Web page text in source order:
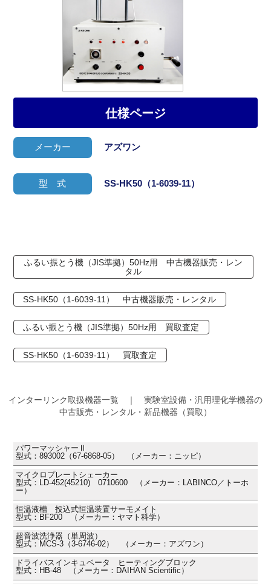
メーカー アズワン
仕様ページ
型 式 SS-HK50（1-6039-11）
ふるい振とう機（JIS準拠）50Hz用 中古機器販売・レン
タル
SS-HK50（1-6039-11） 中古機器販売・レンタル
ふるい振とう機（JIS準拠）50Hz用 買取査定
SS-HK50（1-6039-11） 買取査定
インターリンク取扱機器一覧 ｜ 実験室設備・汎用理化学機器の
中古販売・レンタル・新品機器（買取）
パワーマッシャーⅡ
型式：893002（67-6868-05） （メーカー：ニッピ）
マイクロプレートシェーカー
型式：LD-452(45210) 0710600 （メーカー：LABINCO／トーホ
ー）
恒温液槽 投込式恒温装置サーモメイト
型式：BF200 （メーカー：ヤマト科学）
超音波洗浄器（単周波）
型式：MCS-3（3-6746-02） （メーカー：アズワン）
ドライバスインキュベータ ヒーティングブロック
型式：HB-48 （メーカー：DAIHAN Scientific）